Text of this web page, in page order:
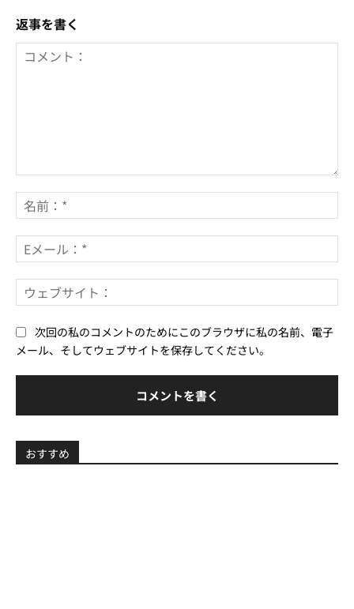
返事を書く
メ
ン
ト：
前
*
メ
ー
*ェ
次回の私のコメントのためにこのブラウザに私の名前、電子
メール、そしてウェブサイトを保存してください。
おすすめ